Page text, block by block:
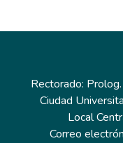
Rectorado:
Ciudad
Local
Correo